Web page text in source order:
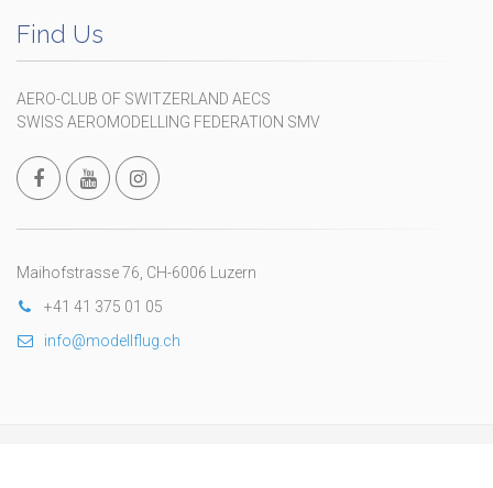
Find Us
AERO-CLUB OF SWITZERLAND AECS
SWISS AEROMODELLING FEDERATION SMV
Maihofstrasse 76, CH-6006 Luzern
+41 41 375 01 05
info@modellflug.ch